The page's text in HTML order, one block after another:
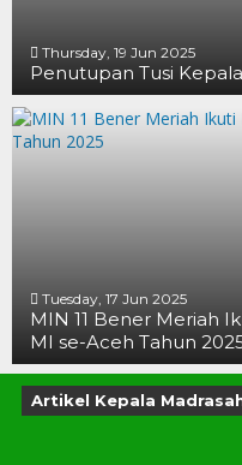
Thursday, 19 Jun 2025
Penutupan Tusi
Tuesday, 17 Jun 2025
MIN 11 Bener Meriah
MI se-Aceh Tahun
Artikel Kepala